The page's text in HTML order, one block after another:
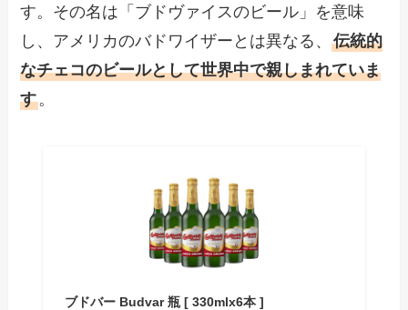
す。​その名は「ブドヴァイスのビール」を意味
し、アメリカのバドワイザーとは異なる、伝統的
なチェコのビールとして世界中で親しまれていま
す。
ブドバー Budvar 瓶 [ 330mlx6本 ]